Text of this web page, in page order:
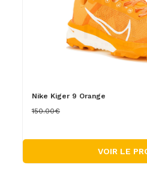
Nike Kiger 9 Orange
150.00€
VOIR LE